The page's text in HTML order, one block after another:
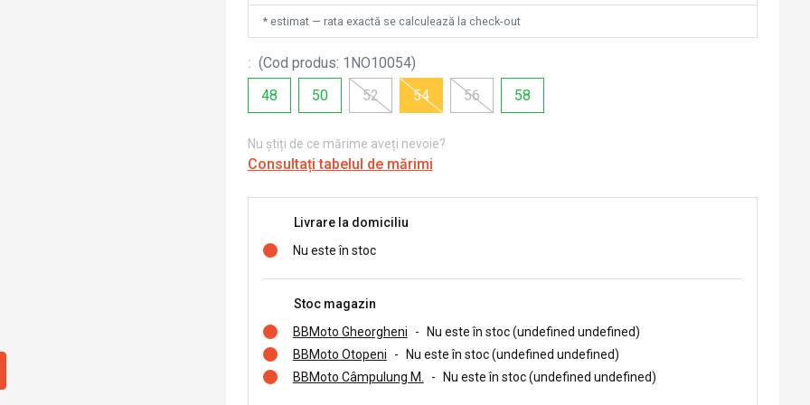
* estimat — rata exactă se calculează la check-out
: (Cod produs: 1NO10054)
48
50 52 54 56 58
Nu știți de ce mărime aveți nevoie?
Consultați tabelul de mărimi
Livrare la domiciliu
Nu este în stoc
Stoc magazin
BBMoto Gheorgheni
-
Nu este în stoc (undefined undefined)
BBMoto Otopeni
-
Nu este în stoc (undefined undefined)
BBMoto Câmpulung M.
- Nu este în stoc (undefined undefined)